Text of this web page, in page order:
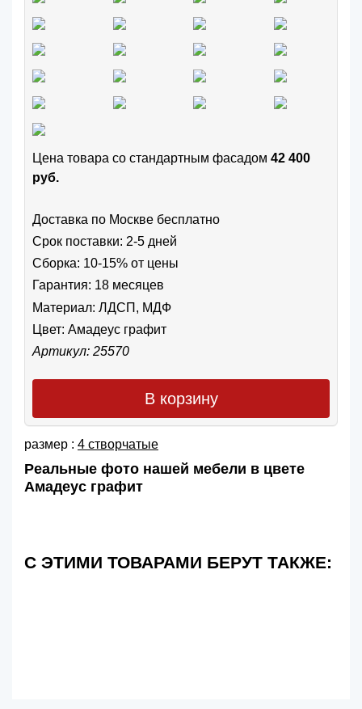
Цена товара cо стандартным фасадом 42 400
руб.
Доставка по Москве бесплатно
Срок поставки: 2-5 дней
Сборка: 10-15% от цены
Гарантия: 18 месяцев
Материал: ЛДСП, МДФ
Цвет: Амадеус графит
Артикул: 25570
В корзину
размер : 4 створчатые
Реальные фото нашей мебели в цвете
Амадеус графит
С ЭТИМИ ТОВАРАМИ БЕРУТ ТАКЖЕ: